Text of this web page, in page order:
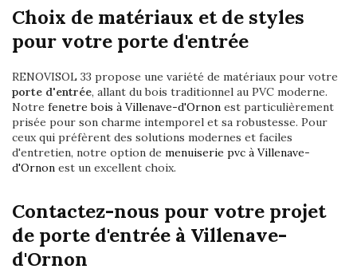
Choix de matériaux et de styles
pour votre porte d'entrée
RENOVISOL 33 propose une variété de matériaux pour votre
porte d'entrée, allant du bois traditionnel au PVC moderne.
Notre fenetre bois à Villenave-d'Ornon est particulièrement
prisée pour son charme intemporel et sa robustesse. Pour
ceux qui préfèrent des solutions modernes et faciles
d'entretien, notre option de menuiserie pvc à Villenave-
d'Ornon est un excellent choix.
Contactez-nous pour votre projet
de porte d'entrée à Villenave-
d'Ornon